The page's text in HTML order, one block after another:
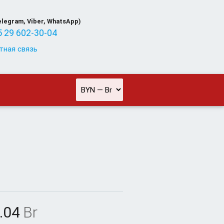
Viber, WhatsApp)
29 602-30-04
связь
Br